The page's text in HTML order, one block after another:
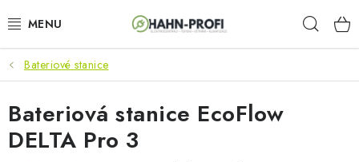
na
KLIMATIZACE
ELEKTROCENTRÁLY
ZAHRADNÍ TECHNIKA
Bateriové stanice
Bateriová stanice EcoFlow
DELTA Pro 3